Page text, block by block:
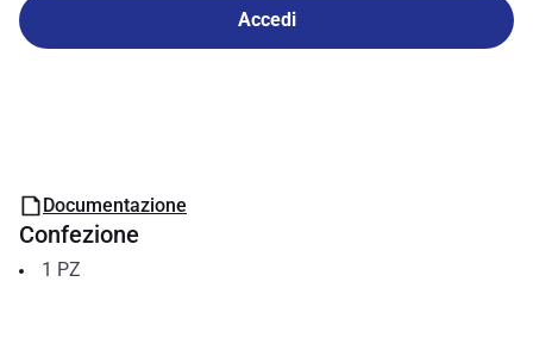
Accedi
Documentazione
Confezione
1 PZ